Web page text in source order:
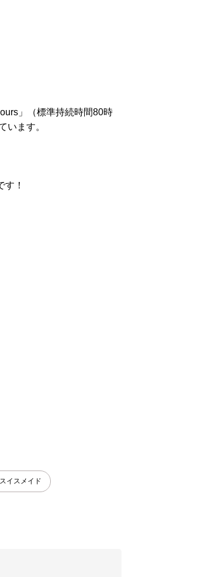
」（標準持続時間80時
います。
！
イスメイド